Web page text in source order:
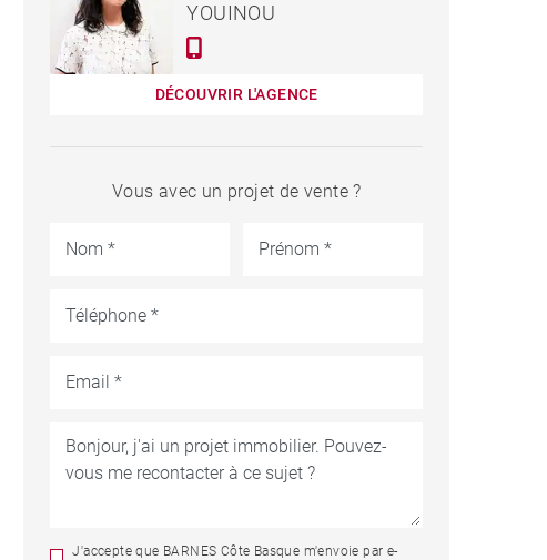
YOUINOU
DÉCOUVRIR L'AGENCE
Vous avec un projet de vente ?
J'accepte que BARNES Côte Basque m'envoie par e-